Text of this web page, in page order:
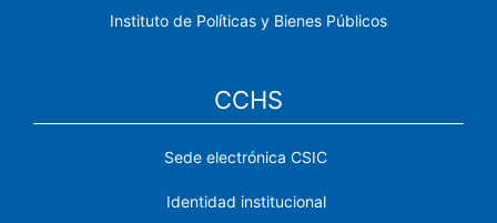
Instituto de Políticas y Bienes Públicos
CCHS
Sede electrónica CSIC
Identidad institucional